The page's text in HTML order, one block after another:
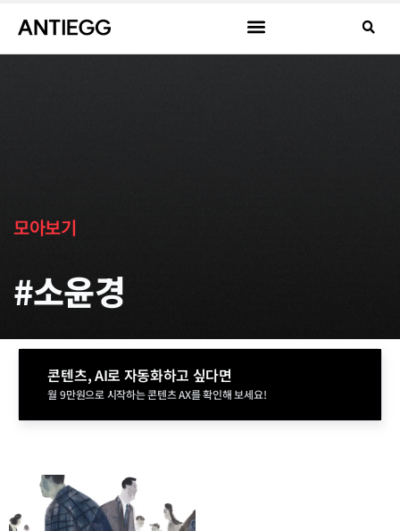
모아보기
#소윤경
콘텐츠, AI로 자동화하고 싶다면
월 9만원으로 시작하는 콘텐츠 AX를 확인해 보세요!